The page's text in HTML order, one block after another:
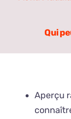
Qui
Aperçu